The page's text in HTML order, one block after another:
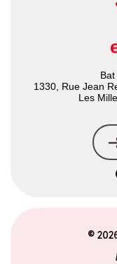
1330, Rue Jean
Les
©